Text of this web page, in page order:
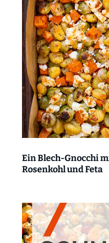
Ein Blech-Gnocchi
Rosenkohl und Feta